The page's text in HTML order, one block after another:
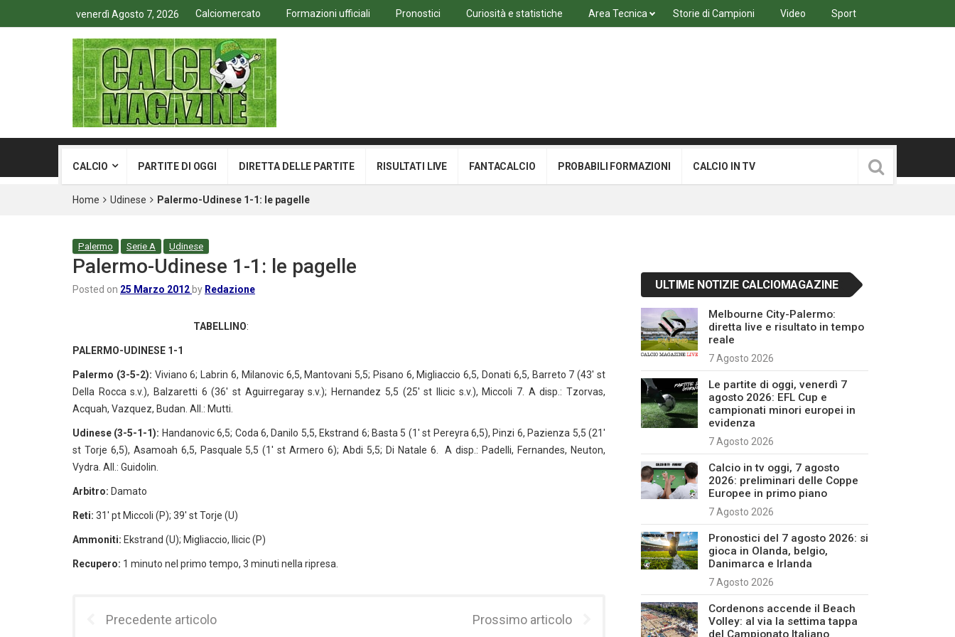
venerdì Agosto 7, 2026 Calciomercato Formazioni ufficiali Pronostici Curiosità e statistiche Area Tecnica Storie di Campioni Video Sport
CALCIO PARTITE DI OGGI DIRETTA DELLE PARTITE RISULTATI LIVE FANTACALCIO PROBABILI FORMAZIONI CALCIO IN TV
Home Udinese Palermo-Udinese 1-1: le pagelle
Palermo Serie A Udinese
Palermo-Udinese 1-1: le pagelle
Posted on 25 Marzo 2012 by Redazione
TABELLINO:
PALERMO-UDINESE 1-1
Palermo (3-5-2): Viviano 6; Labrin 6, Milanovic 6,5, Mantovani 5,5; Pisano 6, Migliaccio 6,5, Donati 6,5, Barreto 7 (43′ st
Della Rocca s.v.), Balzaretti 6 (36′ st Aguirregaray s.v.); Hernandez 5,5 (25′ st Ilicic s.v.), Miccoli 7. A disp.: Tzorvas,
Acquah, Vazquez, Budan. All.: Mutti.
Udinese (3-5-1-1): Handanovic 6,5; Coda 6, Danilo 5,5, Ekstrand 6; Basta 5 (1′ st Pereyra 6,5), Pinzi 6, Pazienza 5,5 (21′
st Torje 6,5), Asamoah 6,5, Pasquale 5,5 (1′ st Armero 6); Abdi 5,5; Di Natale 6. A disp.: Padelli, Fernandes, Neuton,
Vydra. All.: Guidolin.
Arbitro: Damato
Reti: 31′ pt Miccoli (P); 39′ st Torje (U)
Ammoniti: Ekstrand (U); Migliaccio, Ilicic (P)
Recupero: 1 minuto nel primo tempo, 3 minuti nella ripresa.
Precedente articolo Prossimo articolo
ULTIME NOTIZIE CALCIOMAGAZINE
Melbourne City-Palermo:
diretta live e risultato in tempo
reale
7 Agosto 2026
Le partite di oggi, venerdì 7
agosto 2026: EFL Cup e
campionati minori europei in
evidenza
7 Agosto 2026
Calcio in tv oggi, 7 agosto
2026: preliminari delle Coppe
Europee in primo piano
7 Agosto 2026
Pronostici del 7 agosto 2026: si
gioca in Olanda, belgio,
Danimarca e Irlanda
7 Agosto 2026
Cordenons accende il Beach
Volley: al via la settima tappa
del Campionato Italiano